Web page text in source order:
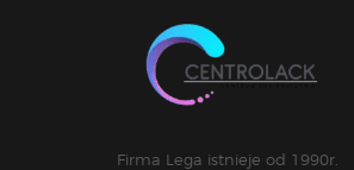
Firma Lega istnieje od 1990r.